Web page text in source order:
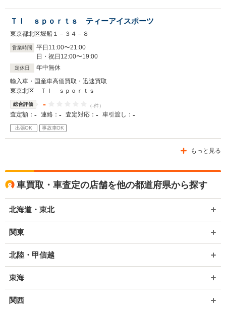
ＴＩ ｓｐｏｒｔｓ ティーアイスポーツ
東京都北区堀船１－３４－８
営業時間 平日 11:00〜21:00
日・祝日 12:00〜19:00
定休日
年中無休
輸入車・国産車高価買取・迅速買取
東京北区 ＴＩ ｓｐｏｒｔｓ
総合評価 - （-件）
査定額： - 連絡： - 査定対応： - 車引渡し： -
出張OK 事故車OK
もっと見る
車買取・車査定の店舗を他の都道府県から探す
北海道・東北
関東
北陸・甲信越
東海
関西